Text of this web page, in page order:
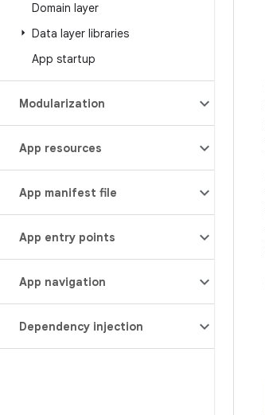
Domain layer
Data layer libraries
App startup
Modularization
App resources
App manifest file
App entry points
App navigation
Dependency injection